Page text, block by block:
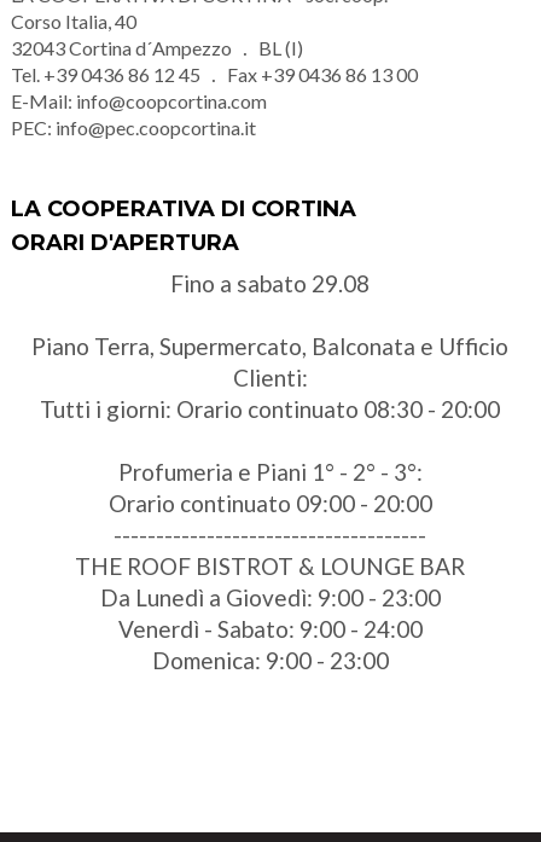
Corso Italia, 40
32043Cortina d´Ampezzo
BL (I)
Tel. +39 0436 86 12 45 Fax +39 0436 86 13 00
E-Mail: info@coopcortina.com
PEC: info@pec.coopcortina.it
LA COOPERATIVA DI CORTINA
ORARI D'APERTURA
Fino a sabato 29.08
Piano Terra, Supermercato, Balconata e Ufficio
Clienti:
Tutti i giorni: Orario continuato 08:30 - 20:00
Profumeria e Piani 1° - 2° - 3°:
Orario continuato 09:00 - 20:00
-------------------------------------
THE ROOF BISTROT & LOUNGE BAR
Da Lunedì a Giovedì: 9:00 - 23:00
Venerdì - Sabato: 9:00 - 24:00
Domenica: 9:00 - 23:00